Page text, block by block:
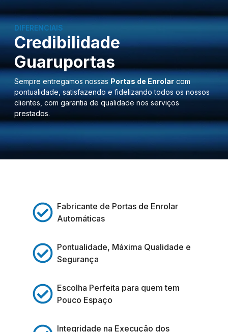
DIFERENCIAIS
Credibilidade
Guaruportas
Sempre entregamos nossas Portas de Enrolar com
pontualidade, satisfazendo e fidelizando todos os nossos
clientes, com garantia de qualidade nos serviços
prestados.
Fabricante de Portas de Enrolar
Automáticas
Pontualidade, Máxima Qualidade e
Segurança
Escolha Perfeita para quem tem
Pouco Espaço
Integridade na Execução dos